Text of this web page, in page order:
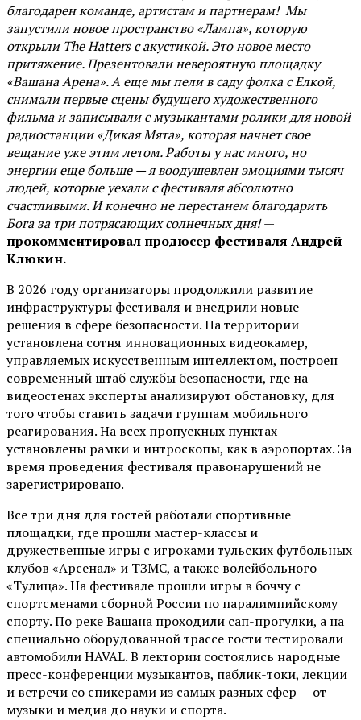
благодарен команде, артистам и партнерам! Мы
запустили новое пространство «Лампа», которую
открыли The Hatters с акустикой. Это новое место
притяжение. Презентовали невероятную площадку
«Вашана Арена». А еще мы пели в саду фолка с Елкой,
снимали первые сцены будущего художественного
фильма и записывали с музыкантами ролики для новой
радиостанции «Дикая Мята», которая начнет свое
вещание уже этим летом. Работы у нас много, но
энергии еще больше — я воодушевлен эмоциями тысяч
людей, которые уехали с фестиваля абсолютно
счастливыми. И конечно не перестанем благодарить
Бога за три потрясающих солнечных дня!—
прокомментировал продюсер фестиваля Андрей
Клюкин.
В 2026 году организаторы продолжили развитие
инфраструктуры фестиваля и внедрили новые
решения в сфере безопасности. На территории
установлена сотня инновационных видеокамер,
управляемых искусственным интеллектом, построен
современный штаб службы безопасности, где на
видеостенах эксперты анализируют обстановку, для
того чтобы ставить задачи группам мобильного
реагирования. На всех пропускных пунктах
установлены рамки и интроскопы, как в аэропортах. За
время проведения фестиваля правонарушений не
зарегистрировано.
Все три дня для гостей работали спортивные
площадки, где прошли мастер-классы и
дружественные игры с игроками тульских футбольных
клубов «Арсенал» и ТЗМС, а также волейбольного
«Тулица». На фестивале прошли игры в боччу с
спортсменами сборной России по паралимпийскому
спорту. По реке Вашана проходили сап-прогулки, а на
специально оборудованной трассе гости тестировали
автомобили HAVAL. В лектории состоялись народные
пресс-конференции музыкантов, паблик-токи, лекции
и встречи со спикерами из самых разных сфер — от
музыки и медиа до науки и спорта.